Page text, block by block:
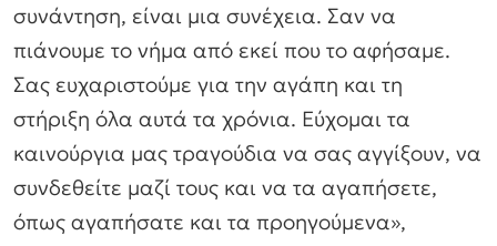
συνάντηση, είναι μια συνέχεια. Σαν να
πιάνουμε το νήμα από εκεί που το αφήσαμε.
Σας ευχαριστούμε για την αγάπη και τη
στήριξη όλα αυτά τα χρόνια. Εύχομαι τα
καινούργια μας τραγούδια να σας αγγίξουν, να
συνδεθείτε μαζί τους και να τα αγαπήσετε,
όπως αγαπήσατε και τα προηγούμενα»,